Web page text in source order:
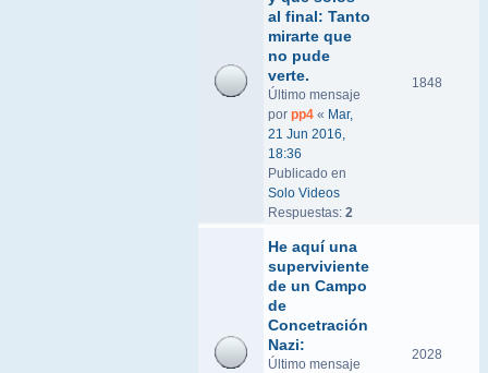
al final: Tanto
mirarte que
no pude
verte.
Último mensaje
por pp4 « Mar,
21 Jun 2016,
18:36
Publicado en
Solo Videos
Respuestas: 2
1848
He aquí una
superviviente
de un Campo
de
Concetración
Nazi:
Último mensaje
2028